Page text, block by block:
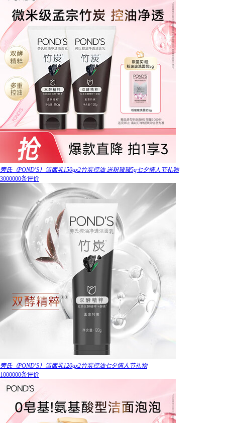
旁氏（POND'S）洁面乳150gx2竹炭控油 送粉玻玻5g七夕情人节礼物
3000000条评价
旁氏（POND'S）洁面乳120gx2竹炭控油七夕情人节礼物
1000000条评价